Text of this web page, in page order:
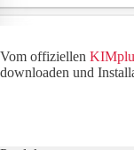
Vom offiziellen
downloaden und